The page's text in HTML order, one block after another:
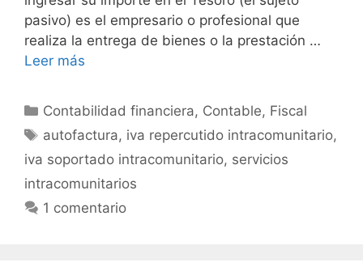
pasivo) es el empresario o profesional que
realiza la entrega de bienes o la prestación …
Leer más
Categorías
Contabilidad financiera, Contable, Fiscal
Etiquetas
autofactura, iva repercutido intracomunitario,
iva soportado intracomunitario, servicios
intracomunitarios
1 comentario